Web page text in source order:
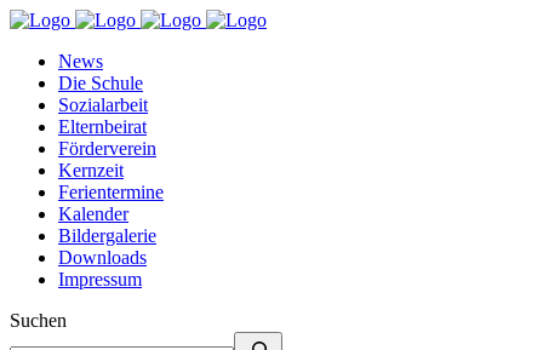
News
Die Schule
Sozialarbeit
Elternbeirat
Förderverein
Kernzeit
Ferientermine
Kalender
Bildergalerie
Downloads
Impressum
Suchen